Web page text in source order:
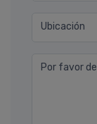
Ubicación
Por favor